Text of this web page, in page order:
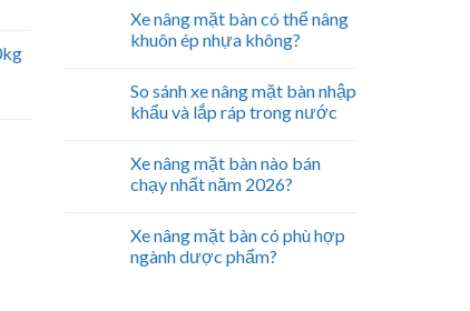
Xe nâng mặt bàn có thể nâng
khuôn ép nhựa không?
So sánh xe nâng mặt bàn nhập
khẩu và lắp ráp trong nước
Xe nâng mặt bàn nào bán
chạy nhất năm 2026?
Xe nâng mặt bàn có phù hợp
ngành dược phẩm?